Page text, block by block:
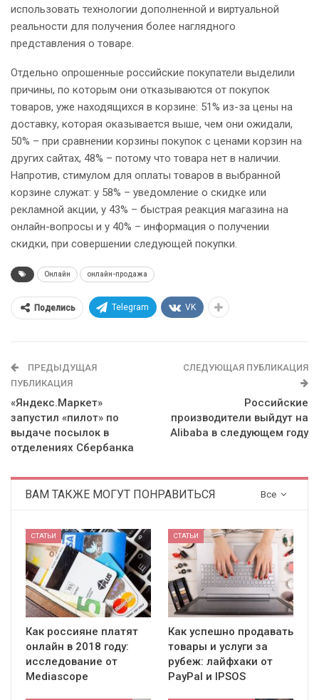
использовать технологии дополненной и виртуальной
реальности для получения более наглядного
представления о товаре.
Отдельно опрошенные российские покупатели выделили
причины, по которым они отказываются от покупок
товаров, уже находящихся в корзине: 51% из-за цены на
доставку, которая оказывается выше, чем они ожидали,
50% – при сравнении корзины покупок с ценами корзин на
других сайтах, 48% – потому что товара нет в наличии.
Напротив, стимулом для оплаты товаров в выбранной
корзине служат: у 58% – уведомление о скидке или
рекламной акции, у 43% – быстрая реакция магазина на
онлайн-вопросы и у 40% – информация о получении
скидки, при совершении следующей покупки.
Онлайн онлайн-продажа
Поделись Telegram VK
ПРЕДЫДУЩАЯ
ПУБЛИКАЦИЯ
«Яндекс.Маркет»
запустил «пилот» по
выдаче посылок в
отделениях Сбербанка
СЛЕДУЮЩАЯ ПУБЛИКАЦИЯ
Российские
производители выйдут на
Alibaba в следующем году
Все
ВАМ ТАКЖЕ МОГУТ ПОНРАВИТЬСЯ
СТАТЬИ
Как россияне платят
онлайн в 2018 году:
исследование от
Mediascope
СТАТЬИ
Как успешно продавать
товары и услуги за
рубеж: лайфхаки от
PayPal и IPSOS